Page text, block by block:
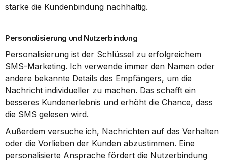
stärke die Kundenbindung nachhaltig.
Personalisierung und Nutzerbindung
Personalisierung ist der Schlüssel zu erfolgreichem
SMS-Marketing. Ich verwende immer den Namen oder
andere bekannte Details des Empfängers, um die
Nachricht individueller zu machen. Das schafft ein
besseres Kundenerlebnis und erhöht die Chance, dass
die SMS gelesen wird.
Außerdem versuche ich, Nachrichten auf das Verhalten
oder die Vorlieben der Kunden abzustimmen. Eine
personalisierte Ansprache fördert die Nutzerbindung